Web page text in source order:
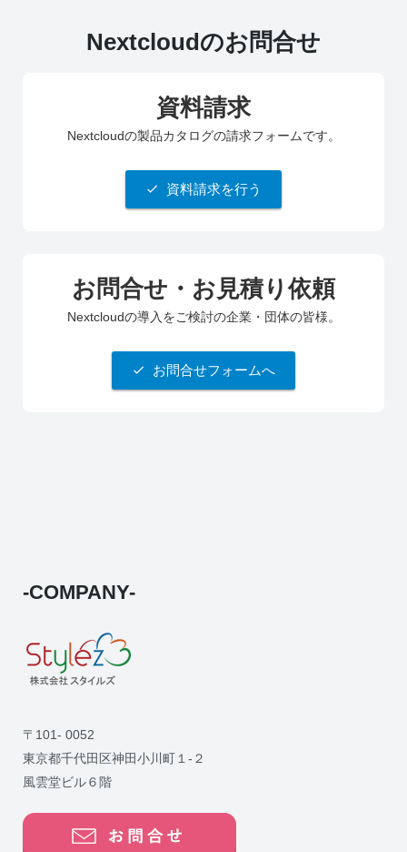
Nextcloudのお問合せ
資料請求
Nextcloudの製品カタログの請求フォームです。
資料請求を行う
お問合せ・お見積り依頼
Nextcloudの導入をご検討の企業・団体の皆様。
お問合せフォームへ
-COMPANY-
〒101- 0052
東京都千代田区神田小川町１-２
風雲堂ビル６階